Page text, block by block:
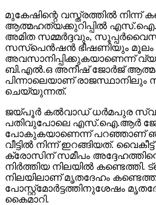
മുകേഷിന്റെ വസ്ത്രത്തില്‍ നിന്ന്
ആത്മഹത്യക്കുറിപ്പില്‍
അമിത സമ്മര്‍ദ്ദവും,
സസ്പെന്‍ഷന്‍ ഭീഷണിയും മൂലം
അവസാനിപ്പിക്കുകയാണെന്ന്
ബി.എല്‍.ഒ അനീഷ് ജോര്‍ജ്
പിന്നാലെയാണ് രാജസ്ഥാനിലും
ചെയ്യുന്നത്.
ജയ്പൂര്‍ കല്‍വാഡ് ധര്‍മപുര
പതിവുപോലെ എസ്.ഐ.ആര്‍
പോകുകയാണെന്ന് പറഞ്ഞാണ്
വീട്ടില്‍ നിന്ന് ഇറങ്ങിയത്.
ക്രോസിന് സമീപം
നിര്‍ത്തിയ നിലയില്‍ കണ്ടെത്തി.
നിലയിലാണ് മൃതദേഹം
പോസ്റ്റ്‌മോര്‍ട്ടത്തിനുശേഷം
കൈമാറി.